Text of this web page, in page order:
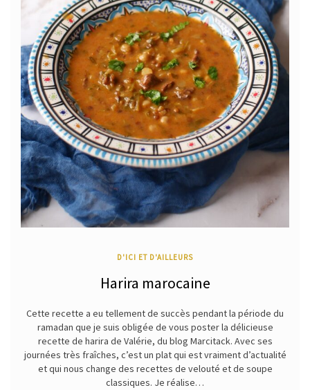
D'ICI ET D'AILLEURS
Harira marocaine
Cette recette a eu tellement de succès pendant la période du
ramadan que je suis obligée de vous poster la délicieuse
recette de harira de Valérie, du blog Marcitack. Avec ses
journées très fraîches, c’est un plat qui est vraiment d’actualité
et qui nous change des recettes de velouté et de soupe
classiques. Je réalise…